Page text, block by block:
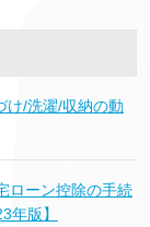
け/洗濯/収納の動
ローン控除の手続
年版】